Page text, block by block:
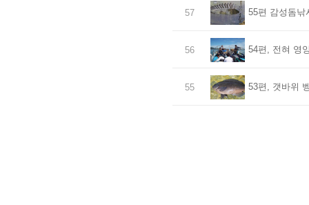
57 55편 감성돔낚
56 54편, 전혀 영
55 53편, 갯바위